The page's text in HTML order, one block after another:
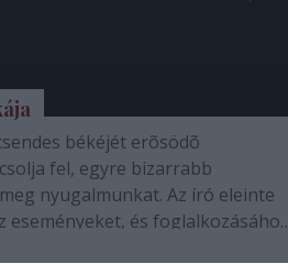
békéjét erõsödõ
fel, egyre bizarrabb
nyugalmunkat. Az író eleinte
eseményeket, és foglalkozásához